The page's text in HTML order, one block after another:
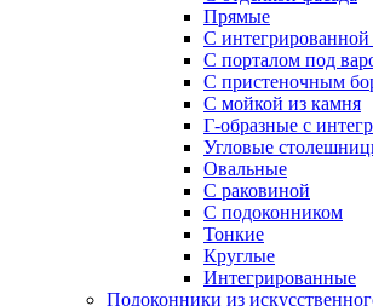
Прямые
С
С порталом под
С пристеночным
С мойкой из камня
Г-образные с
Угловые
Овальные
C раковиной
C подоконником
Тонкие
Круглые
Интегрированные
Подоконники из